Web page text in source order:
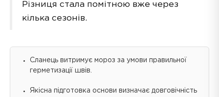
Різниця стала помітною вже через
кілька сезонів.
Сланець витримує мороз за умови правильної
герметизації швів.
Якісна підготовка основи визначає довговічність